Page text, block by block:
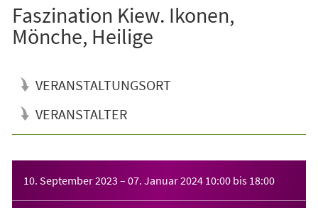
Faszination Kiew. Ikonen,
Mönche, Heilige
VERANSTALTUNGSORT
VERANSTALTER
10. September 2023 – 07. Januar 2024 10:00 bis 18:00